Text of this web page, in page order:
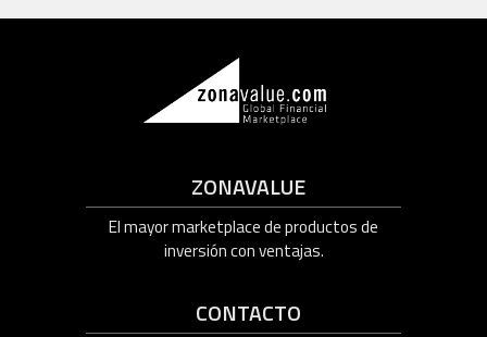
ZONAVALUE
El mayor marketplace de productos de
inversión con ventajas.
CONTACTO